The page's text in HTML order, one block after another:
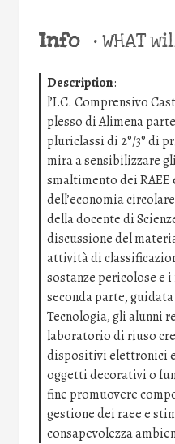
Info •WHAT
Description:
l’I.C. Comprensivo
plesso di Alimena
pluriclassi di 2°/3° di
mira a sensibilizzare
smaltimento dei RAEE
dell’economia
della docente di
discussione del
attività di
sostanze pericolose
seconda parte,
Tecnologia, gli alunni
laboratorio di riuso
dispositivi elettronici
oggetti decorativi o
fine promuovere
gestione dei raee e
consapevolezza